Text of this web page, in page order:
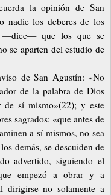
la opinión de San
nadie los deberes de los
—dice—que los que se
se aparten del estudio de
de San Agustín: «No
de la palabra de Dios
sí mismo»(22); y este
sagrados: «que antes de
a sí mismos, no sea
demás, se descuiden de
advertido, siguiendo el
empezó a obrar y a
dirigirse no solamente a